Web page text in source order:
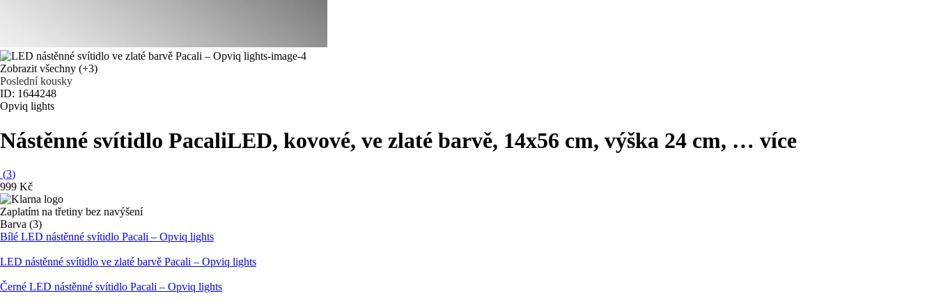
Zobrazit všechny (+3)
Poslední kousky
ID: 1644248
Opviq lights
Nástěnné svítidlo PacaliLED, kovové, ve zlaté barvě, 14x56 cm, výška 24 cm, … více
(3)
999 Kč
Zaplatím na třetiny bez navýšení
Barva (3)
Bílé LED nástěnné svítidlo Pacali – Opviq lights
LED nástěnné svítidlo ve zlaté barvě Pacali – Opviq lights
Černé LED nástěnné svítidlo Pacali – Opviq lights